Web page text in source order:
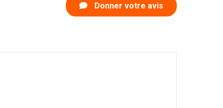
Donner votre avis